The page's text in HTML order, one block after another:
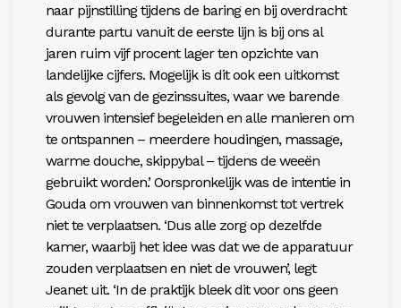
naar pijnstilling tijdens de baring en bij overdracht
durante partu vanuit de eerste lijn is bij ons al
jaren ruim vijf procent lager ten opzichte van
landelijke cijfers. Mogelijk is dit ook een uitkomst
als gevolg van de gezinssuites, waar we barende
vrouwen intensief begeleiden en alle manieren om
te ontspannen – meerdere houdingen, massage,
warme douche, skippybal – tijdens de weeën
gebruikt worden.’ Oorspronkelijk was de intentie in
Gouda om vrouwen van binnenkomst tot vertrek
niet te verplaatsen. ‘Dus alle zorg op dezelfde
kamer, waarbij het idee was dat we de apparatuur
zouden verplaatsen en niet de vrouwen’, legt
Jeanet uit. ‘In de praktijk bleek dit voor ons geen